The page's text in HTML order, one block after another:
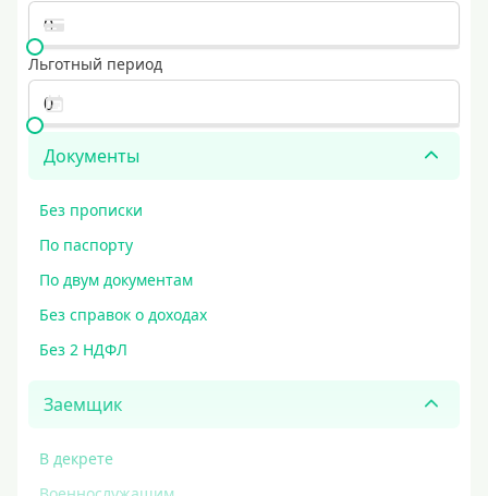
Льготный период
Документы
Без прописки
По паспорту
По двум документам
Без справок о доходах
Без 2 НДФЛ
Заемщик
В декрете